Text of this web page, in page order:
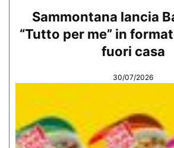
Sammontana lancia
“Tutto per me” in
fuori casa
30/07/2026